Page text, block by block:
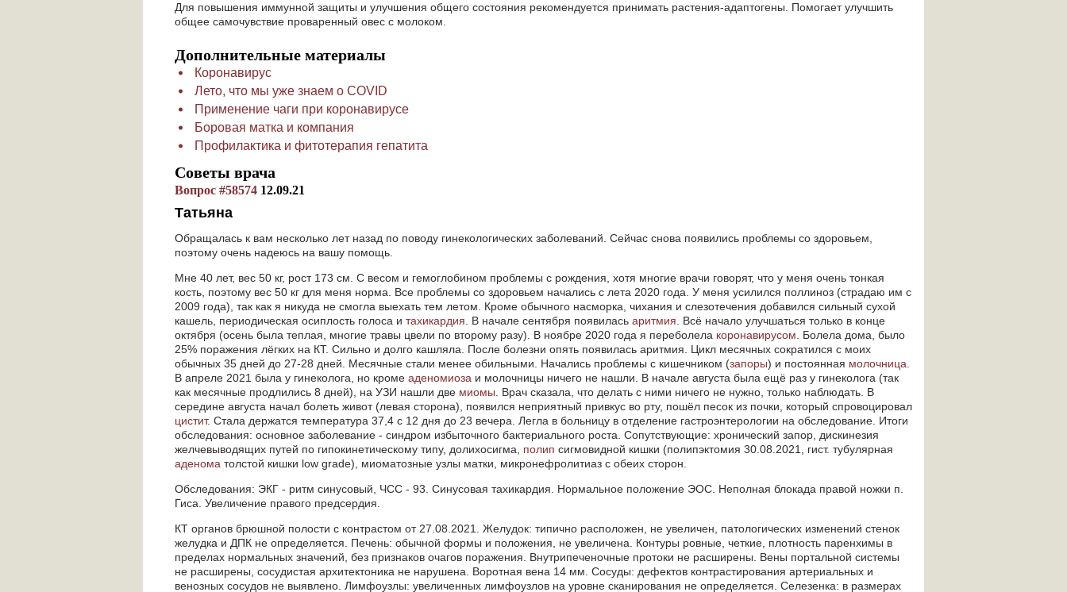
Для повышения иммунной защиты и улучшения общего состояния рекомендуется принимать растения-адаптогены. Помогает улучшить
общее самочувствие проваренный овес с молоком.
Дополнительные материалы
Коронавирус
Лето, что мы уже знаем о COVID
Применение чаги при коронавирусе
Боровая матка и компания
Профилактика и фитотерапия гепатита
Советы врача
Вопрос #58574 12.09.21
Татьяна
Обращалась к вам несколько лет назад по поводу гинекологических заболеваний. Сейчас снова появились проблемы со здоровьем,
поэтому очень надеюсь на вашу помощь.
Мне 40 лет, вес 50 кг, рост 173 см. С весом и гемоглобином проблемы с рождения, хотя многие врачи говорят, что у меня очень тонкая
кость, поэтому вес 50 кг для меня норма. Все проблемы со здоровьем начались с лета 2020 года. У меня усилился поллиноз (страдаю им с
2009 года), так как я никуда не смогла выехать тем летом. Кроме обычного насморка, чихания и слезотечения добавился сильный сухой
кашель, периодическая осиплость голоса и тахикардия . В начале сентября появилась аритмия . Всё начало улучшаться только в конце
октября (осень была теплая, многие травы цвели по второму разу). В ноябре 2020 года я переболела коронавирусом . Болела дома, было
25% поражения лёгких на КТ. Сильно и долго кашляла. После болезни опять появилась аритмия. Цикл месячных сократился с моих
обычных 35 дней до 27-28 дней. Месячные стали менее обильными. Начались проблемы с кишечником (запоры) и постоянная молочница
В апреле 2021 была у гинеколога, но кроме аденомиоза и молочницы ничего не нашли. В начале августа была ещё раз у гинеколога (так
как месячные продлились 8 дней), на УЗИ нашли две миомы . Врач сказала, что делать с ними ничего не нужно, только наблюдать. В
середине августа начал болеть живот (левая сторона), появился неприятный привкус во рту, пошёл песок из почки, который спровоцировал
цистит. Стала держатся температура 37,4 с 12 дня до 23 вечера. Легла в больницу в отделение гастроэнтерологии на обследование. Итоги
обследования: основное заболевание - синдром избыточного бактериального роста. Сопутствующие: хронический запор, дискинезия
желчевыводящих путей по гипокинетическому типу, долихосигма, полип сигмовидной кишки (полипэктомия 30.08.2021, гист. тубулярная
аденома толстой кишки low grade), миоматозные узлы матки, микронефролитиаз с обеих сторон.
Обследования: ЭКГ - ритм синусовый, ЧСС - 93. Синусовая тахикардия. Нормальное положение ЭОС. Неполная блокада правой ножки п.
Гиса. Увеличение правого предсердия.
КТ органов брюшной полости с контрастом от 27.08.2021. Желудок: типично расположен, не увеличен, патологических изменений стенок
желудка и ДПК не определяется. Печень: обычной формы и положения, не увеличена. Контуры ровные, четкие, плотность паренхимы в
пределах нормальных значений, без признаков очагов поражения. Внутрипеченочные протоки не расширены. Вены портальной системы
не расширены, сосудистая архитектоника не нарушена. Воротная вена 14 мм. Сосуды: дефектов контрастирования артериальных и
венозных сосудов не выявлено. Лимфоузлы: увеличенных лимфоузлов на уровне сканирования не определяется. Селезенка: в размерах